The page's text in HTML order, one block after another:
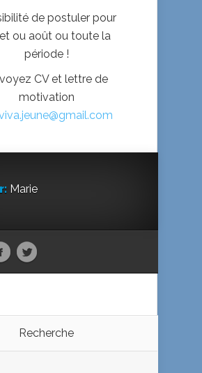
de postuler pour
ou août ou toute la
période !
CV et lettre de
motivation
Marie
Recherche